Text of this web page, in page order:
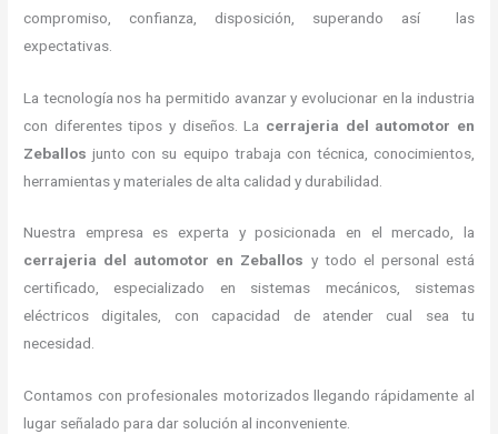
compromiso, confianza, disposición, superando así las
expectativas.
La tecnología nos ha permitido avanzar y evolucionar en la industria
con diferentes tipos y diseños. La cerrajeria del automotor en
Zeballos junto con su equipo trabaja con técnica, conocimientos,
herramientas y materiales de alta calidad y durabilidad.
Nuestra empresa es experta y posicionada en el mercado, la
cerrajeria del automotor en Zeballos y todo el personal está
certificado, especializado en sistemas mecánicos, sistemas
eléctricos digitales, con capacidad de atender cual sea tu
necesidad.
Contamos con profesionales motorizados llegando rápidamente al
lugar señalado para dar solución al inconveniente.